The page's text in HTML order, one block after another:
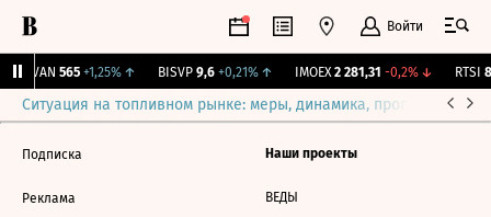
Войти
AVAN 565 +1,25%↑ BISVP 9,6 +0,21%↑ IMOEX 2 281,31 -0,2%↓ RTSI
Ситуация на топливном рынке: меры, динамика, прогнозы
Подписка
Реклама
Наши проекты
ВЕДЫ